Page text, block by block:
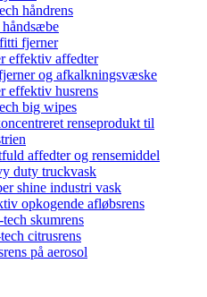
håndrens
fjerner
effektiv affedter​
og afkalkningsvæske
effektiv husrens
big wipes
renseprodukt til
affedter og rensemiddel
duty truckvask
shine industri vask
opkogende afløbsrens
skumrens
citrusrens
på aerosol​